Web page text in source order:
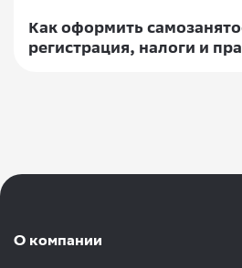
Как оформить
регистрация, налоги и
О компании